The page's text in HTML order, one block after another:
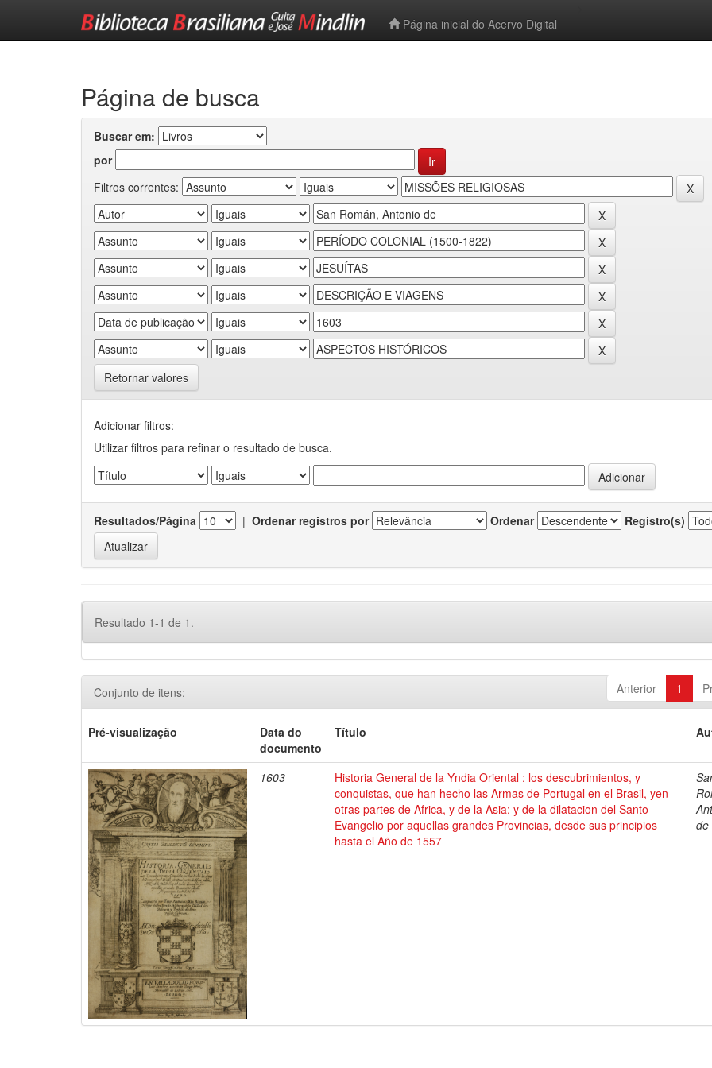
Página inicial do Acervo Digital
Página de busca
Buscar em:
por
Filtros correntes:
Retornar valores
Adicionar filtros:
Utilizar filtros para refinar o resultado de busca.
Resultados/Página | Ordenar registros por Ordenar Registro(s)
Resultado 1-1 de 1.
Anterior 1
Conjunto de itens:
Pré-visualização
Data do
documento
Título
1603
Historia General de la Yndia Oriental : los descubrimientos, y
conquistas, que han hecho las Armas de Portugal en el Brasil, yen
otras partes de Africa, y de la Asia; y de la dilatacion del Santo
Evangelio por aquellas grandes Provincias, desde sus principios
hasta el Año de 1557
de